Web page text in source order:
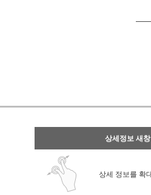
상세정보 새
상세 정보를 확